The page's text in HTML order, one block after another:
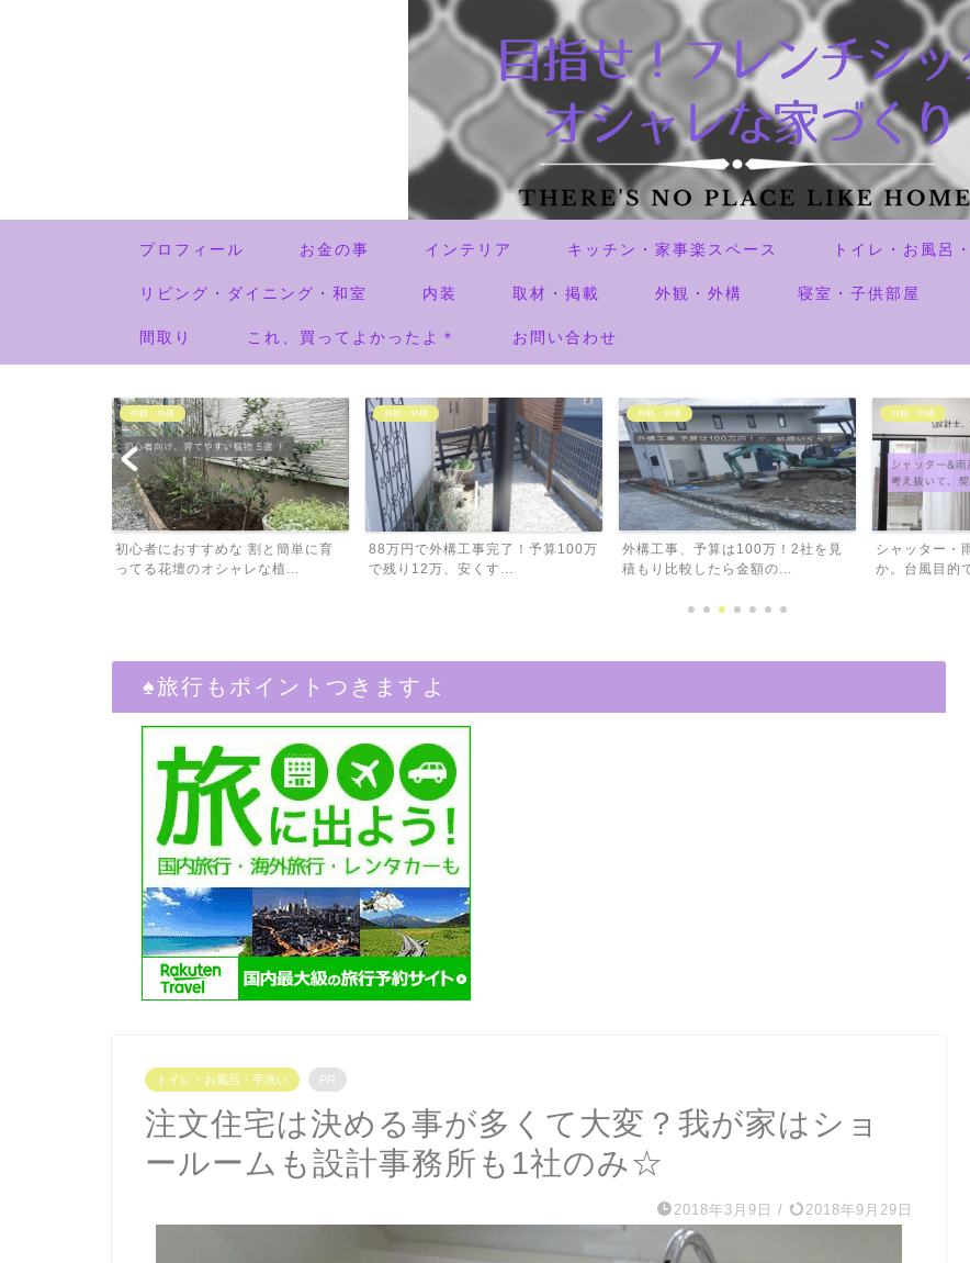
プロフィール お金の事 インテリア キッチン・家事楽スペース トイレ・お風呂
リビング・ダイニング・和室 内装 取材・掲載 外観・外構 寝室・子供部屋
間取り これ、買ってよかったよ＊ お問い合わせ
外観・外構
88万円で外構工事完了！予算100万
で残り12万、安くす...
外観・外構
外構工事、予算は100万！2社を見
積もり比較したら金額の...
外観・外構
シャッター・雨戸は本当に必要なの
か。台風目的では必要なし...
失敗した事
注文住宅でも
と思った大き
♠︎旅行もポイントつきますよ
トイレ・お風呂・手洗い PR
注文住宅は決める事が多くて大変？我が家はショ
ールームも設計事務所も1社のみ☆
2018年3月9日 / 2018年9月29日